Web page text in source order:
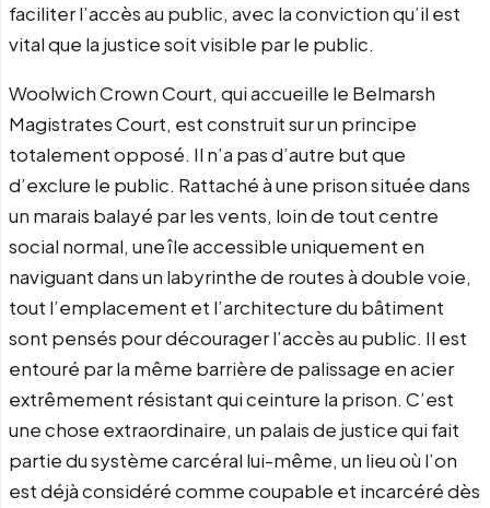
faciliter l’accès au public, avec la conviction qu’il est
vital que la justice soit visible par le public.
Woolwich Crown Court, qui accueille le Belmarsh
Magistrates Court, est construit sur un principe
totalement opposé. Il n’a pas d’autre but que
d’exclure le public. Rattaché à une prison située dans
un marais balayé par les vents, loin de tout centre
social normal, une île accessible uniquement en
naviguant dans un labyrinthe de routes à double voie,
tout l’emplacement et l’architecture du bâtiment
sont pensés pour décourager l’accès au public. Il est
entouré par la même barrière de palissage en acier
extrêmement résistant qui ceinture la prison. C’est
une chose extraordinaire, un palais de justice qui fait
partie du système carcéral lui-même, un lieu où l’on
est déjà considéré comme coupable et incarcéré dès